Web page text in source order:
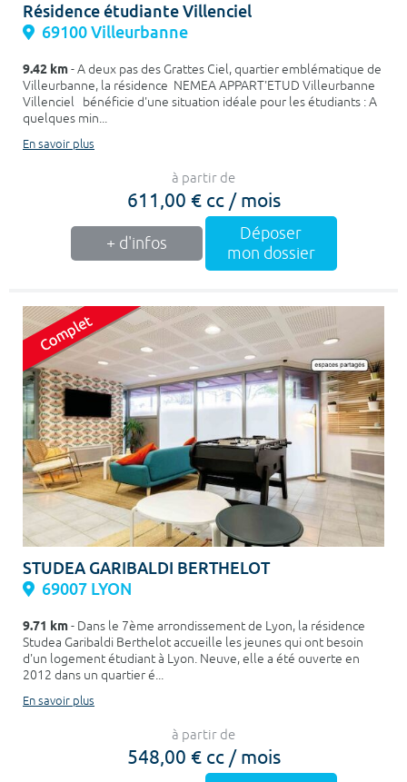
Résidence étudiante Villenciel
69100 Villeurbanne
9.42 km- A deux pas des Grattes Ciel, quartier emblématique de
Villeurbanne, la résidence NEMEA APPART'ETUD Villeurbanne
Villenciel bénéficie d'une situation idéale pour les étudiants : A
quelques min...
En savoir plus
à partir de
611,00 € cc / mois
+ d'infos
Déposer
mon dossier
STUDEA GARIBALDI BERTHELOT
69007 LYON
9.71 km- Dans le 7ème arrondissement de Lyon, la résidence
Studea Garibaldi Berthelot accueille les jeunes qui ont besoin
d'un logement étudiant à Lyon. Neuve, elle a été ouverte en
2012 dans un quartier é...
En savoir plus
à partir de
548,00 € cc / mois